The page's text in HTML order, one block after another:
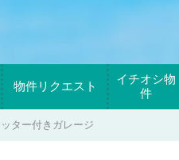
物件リクエスト
イチオシ物
件
ター付きガレージ